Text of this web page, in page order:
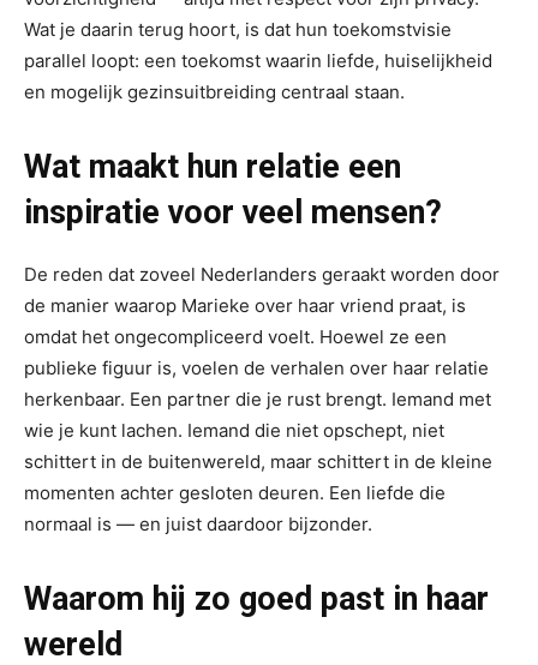
Wat je daarin terug hoort, is dat hun toekomstvisie
parallel loopt: een toekomst waarin liefde, huiselijkheid
en mogelijk gezinsuitbreiding centraal staan.
Wat maakt hun relatie een
inspiratie voor veel mensen?
De reden dat zoveel Nederlanders geraakt worden door
de manier waarop Marieke over haar vriend praat, is
omdat het ongecompliceerd voelt. Hoewel ze een
publieke figuur is, voelen de verhalen over haar relatie
herkenbaar. Een partner die je rust brengt. Iemand met
wie je kunt lachen. Iemand die niet opschept, niet
schittert in de buitenwereld, maar schittert in de kleine
momenten achter gesloten deuren. Een liefde die
normaal is — en juist daardoor bijzonder.
Waarom hij zo goed past in haar
wereld